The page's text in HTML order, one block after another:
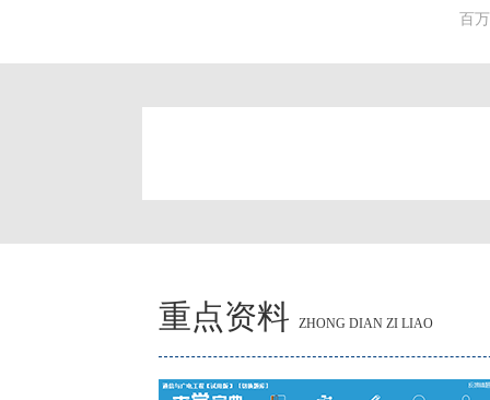
百
重点资料 ZHONG DIAN ZI LIAO